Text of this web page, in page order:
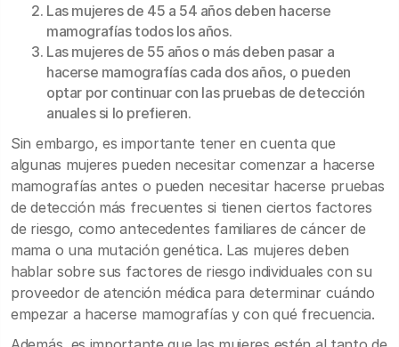
Las mujeres de 45 a 54 años deben hacerse
mamografías todos los años.
Las mujeres de 55 años o más deben pasar a
hacerse mamografías cada dos años, o pueden
optar por continuar con las pruebas de detección
anuales si lo prefieren.
Sin embargo, es importante tener en cuenta que
algunas mujeres pueden necesitar comenzar a hacerse
mamografías antes o pueden necesitar hacerse pruebas
de detección más frecuentes si tienen ciertos factores
de riesgo, como antecedentes familiares de cáncer de
mama o una mutación genética. Las mujeres deben
hablar sobre sus factores de riesgo individuales con su
proveedor de atención médica para determinar cuándo
empezar a hacerse mamografías y con qué frecuencia.